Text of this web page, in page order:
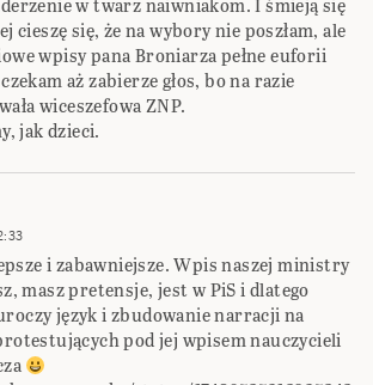
w twarz naiwniakom. I śmieją się
cieszę się, że na wybory nie poszłam, ale
wpisy pana Broniarza pełne euforii
aż zabierze głos, bo na razie
wiceszefowa ZNP.
jak dzieci.
i zabawniejsze. Wpis naszej ministry
masz pretensje, jest w PiS i dlatego
język i zbudowanie narracji na
pod jej wpisem nauczycieli